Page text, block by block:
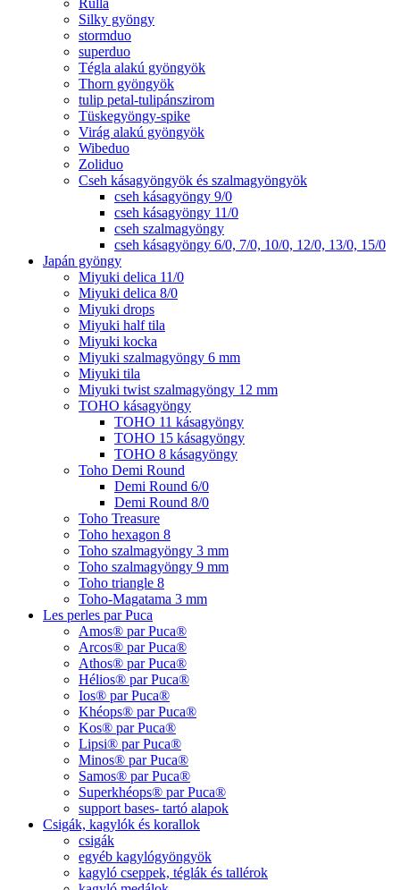
Rulla
Silky gyöngy
stormduo
superduo
Tégla alakú gyöngyök
Thorn gyöngyök
tulip petal-tulipánszirom
Tüskegyöngy-spike
Virág alakú gyöngyök
Wibeduo
Zoliduo
Cseh kásagyöngyök és szalmagyöngyök
cseh kásagyöngy 9/0
cseh kásagyöngy 11/0
cseh szalmagyöngy
cseh kásagyöngy 6/0, 7/0, 10/0, 12/0, 13/0, 15/0
Japán gyöngy
Miyuki delica 11/0
Miyuki delica 8/0
Miyuki drops
Miyuki half tila
Miyuki kocka
Miyuki szalmagyöngy 6 mm
Miyuki tila
Miyuki twist szalmagyöngy 12 mm
TOHO kásagyöngy
TOHO 11 kásagyöngy
TOHO 15 kásagyöngy
TOHO 8 kásagyöngy
Toho Demi Round
Demi Round 6/0
Demi Round 8/0
Toho Treasure
Toho hexagon 8
Toho szalmagyöngy 3 mm
Toho szalmagyöngy 9 mm
Toho triangle 8
Toho-Magatama 3 mm
Les perles par Puca
Amos® par Puca®
Arcos® par Puca®
Athos® par Puca®
Hélios® par Puca®
Ios® par Puca®
Khéops® par Puca®
Kos® par Puca®
Lipsi® par Puca®
Minos® par Puca®
Samos® par Puca®
Superkhéops® par Puca®
support bases- tartó alapok
Csigák, kagylók és korallok
csigák
egyéb kagylógyöngyök
kagyló cseppek, téglák és tallérok